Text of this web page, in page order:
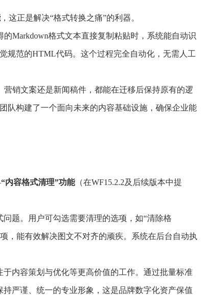
，这正是解决“格式转换之痛”的利器。
Markdown格式文本直接复制粘贴时，系统能自动识
规范的HTML代码。这个过程完全自动化，无需人工
销文案还是新闻稿件，都能在迁移后保持原有的逻
队构建了一个面向未来的内容基础设施，确保企业能
“内容格式清理”功能（在WF15.2.2及后续版本中提
题。用户可勾选需要清理的选项，如“清除格
，能有效解决图文不对齐的顽疾。系统在后台自动执
内容策划与优化等更高价值的工作。通过批量标准
严谨、统一的专业形象，这是品牌数字化资产保值